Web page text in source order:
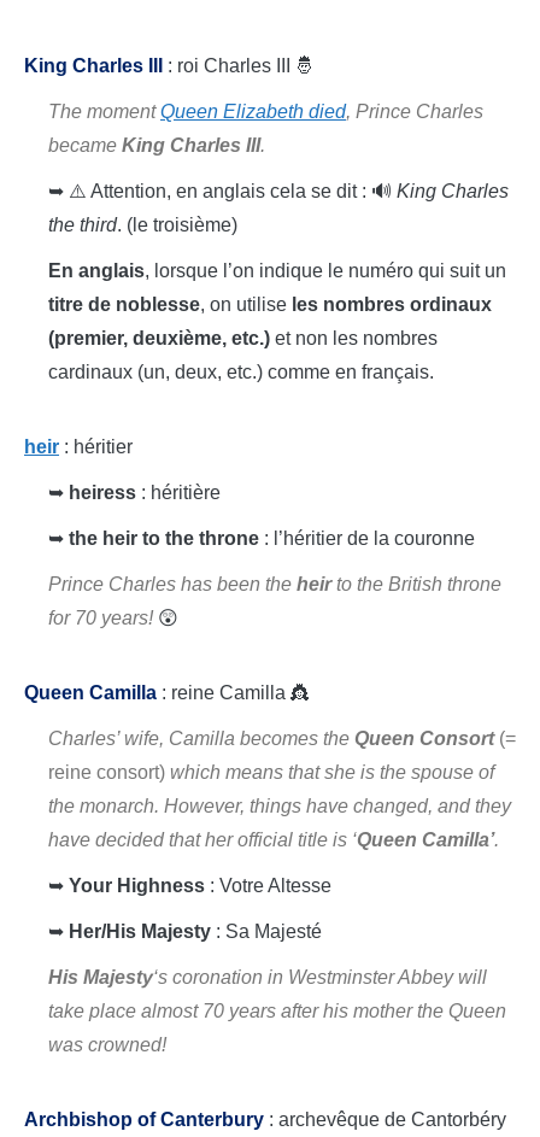
King Charles III : roi Charles III 🤴
The momentQueen Elizabeth died, Prince Charles
became King Charles III.
➥ ⚠️ Attention, en anglais cela se dit : 🔊 King Charles
the third. (le troisième)
En anglais, lorsque l’on indique le numéro qui suit un
titre de noblesse, on utilise les nombres ordinaux
(premier, deuxième, etc.) et non les nombres
cardinaux (un, deux, etc.) comme en français.
heir : héritier
➥ heiress : héritière
➥ the heir to the throne : l’héritier de la couronne
Prince Charles has been the heirto the British throne
for 70 years! 😲
Queen Camilla : reine Camilla 👸
Charles’ wife, Camilla becomes the Queen Consort (=
reine consort) which means that she is the spouse of
the monarch. However, things have changed, and they
have decided that her official title is ‘Queen Camilla’.
➥ Your Highness : Votre Altesse
➥ Her/His Majesty : Sa Majesté
His Majesty‘s coronation in Westminster Abbey will
take place almost 70 years after his mother the Queen
was crowned!
Archbishop of Canterbury : archevêque de Cantorbéry